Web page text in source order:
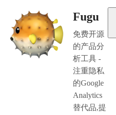
Fugu
免费开源
的产品分
析工具 -
注重隐私
的Google
Analytics
替代品,提